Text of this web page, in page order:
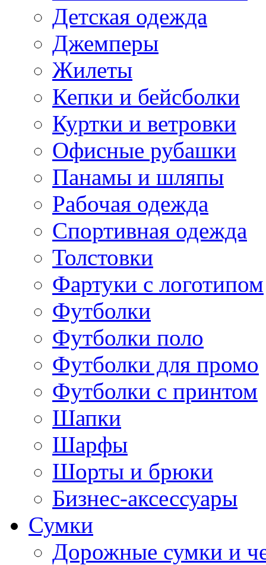
Детская одежда
Джемперы
Жилеты
Кепки и бейсболки
Куртки и ветровки
Офисные рубашки
Панамы и шляпы
Рабочая одежда
Спортивная одежда
Толстовки
Фартуки с логотипом
Футболки
Футболки поло
Футболки для промо
Футболки с принтом
Шапки
Шарфы
Шорты и брюки
Бизнес-аксессуары
Сумки
Дорожные сумки и